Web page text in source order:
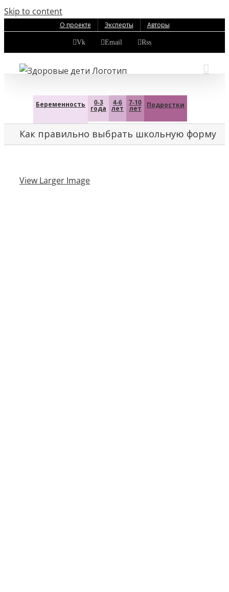
Skip to content
О проекте Эксперты Авторы
Vk Email Rss
Беременность 0-3
года
4-6
лет
7-10
лет Подростки
Как правильно выбрать школьную форму
View Larger Image